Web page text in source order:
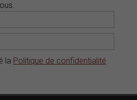
la Politique de confidentialité